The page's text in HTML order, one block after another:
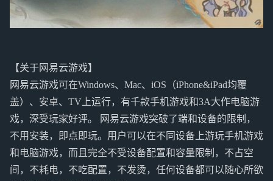
【关于网易云游戏】
网易云游戏可在Windows、Mac、iOS（iPhone&iPad均覆
盖）、安卓、TV上运行，有千款手机游戏和3A大作电脑游
戏，深受玩家好评。 网易云游戏突破了端和设备的限制，
不用安装，即点即玩。用户可以在不同设备上游玩手机游戏
和电脑游戏，而且完全不受设备配置和容量限制，不占空
间，不耗电，不吃配置，不发烫，任何设备都可以随心所欲